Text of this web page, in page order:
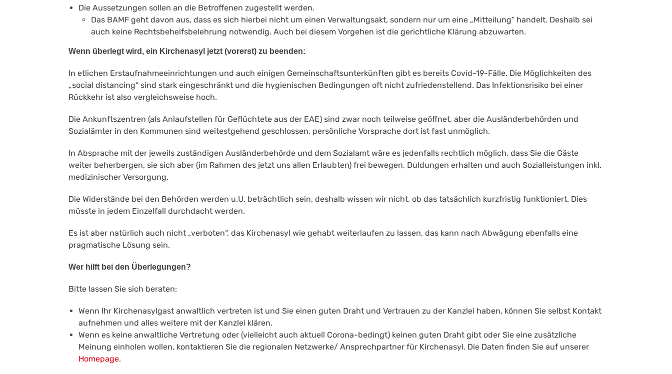
Die Aussetzungen sollen an die Betroffenen zugestellt werden.
Das BAMF geht davon aus, dass es sich hierbei nicht um einen Verwaltungsakt, sondern nur um eine „Mitteilung“ handelt. Deshalb sei
auch keine Rechtsbehelfsbelehrung notwendig. Auch bei diesem Vorgehen ist die gerichtliche Klärung abzuwarten.
Wenn überlegt wird, ein Kirchenasyl jetzt (vorerst) zu beenden:
In etlichen Erstaufnahmeeinrichtungen und auch einigen Gemeinschaftsunterkünften gibt es bereits Covid-19-Fälle. Die Möglichkeiten des
„social distancing“ sind stark eingeschränkt und die hygienischen Bedingungen oft nicht zufriedenstellend. Das Infektionsrisiko bei einer
Rückkehr ist also vergleichsweise hoch.
Die Ankunftszentren (als Anlaufstellen für Geflüchtete aus der EAE) sind zwar noch teilweise geöffnet, aber die Ausländerbehörden und
Sozialämter in den Kommunen sind weitestgehend geschlossen, persönliche Vorsprache dort ist fast unmöglich.
In Absprache mit der jeweils zuständigen Ausländerbehörde und dem Sozialamt wäre es jedenfalls rechtlich möglich, dass Sie die Gäste
weiter beherbergen, sie sich aber (im Rahmen des jetzt uns allen Erlaubten) frei bewegen, Duldungen erhalten und auch Sozialleistungen inkl.
medizinischer Versorgung.
Die Widerstände bei den Behörden werden u.U. beträchtlich sein, deshalb wissen wir nicht, ob das tatsächlich kurzfristig funktioniert. Dies
müsste in jedem Einzelfall durchdacht werden.
Es ist aber natürlich auch nicht „verboten“, das Kirchenasyl wie gehabt weiterlaufen zu lassen, das kann nach Abwägung ebenfalls eine
pragmatische Lösung sein.
Wer hilft bei den Überlegungen?
Bitte lassen Sie sich beraten:
Wenn Ihr Kirchenasylgast anwaltlich vertreten ist und Sie einen guten Draht und Vertrauen zu der Kanzlei haben, können Sie selbst Kontakt
aufnehmen und alles weitere mit der Kanzlei klären.
Wenn es keine anwaltliche Vertretung oder (vielleicht auch aktuell Corona-bedingt) keinen guten Draht gibt oder Sie eine zusätzliche
Meinung einholen wollen, kontaktieren Sie die regionalen Netzwerke/ Ansprechpartner für Kirchenasyl. Die Daten finden Sie auf unserer
Homepage.